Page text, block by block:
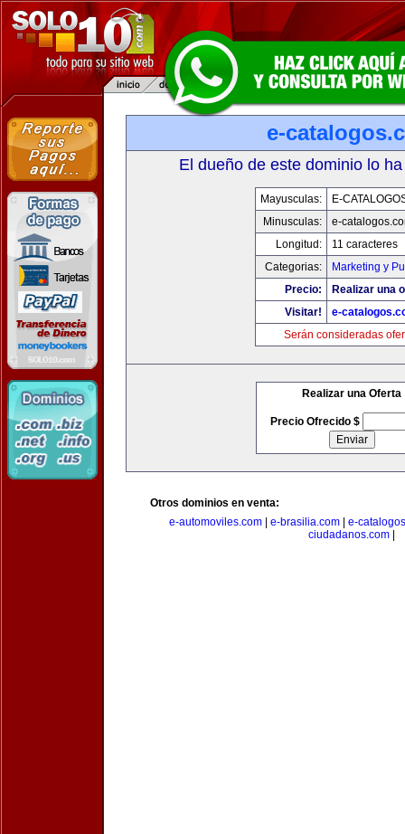
e-
El dueño de este dominio lo
Mayusculas:
E-
Minusculas:
e-
Longitud:
11 caracteres
Categorias:
Marketing y
Precio:
Realizar una
Visitar!
e-
Serán consideradas
Realizar una Oferta
Precio Ofrecido $
Otros dominios en venta:
e-automoviles.com
e-brasilia.com
e-
ciudadanos.com